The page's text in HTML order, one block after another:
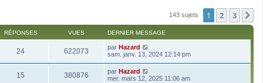
143 sujets 1 2 3
RÉPONSES VUES DERNIER MESSAGE
24 622073 par Hazard
sam. janv. 13, 2024 12:14 pm
15 380876 par Hazard
mer. mars 12, 2025 11:06 am